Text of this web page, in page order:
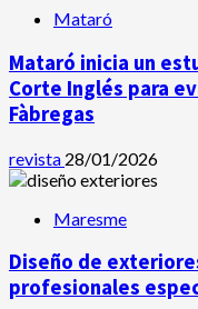
Mataró
Mataró inicia un
Corte Inglés para
Fàbregas
revista 28/01/2026
Maresme
Diseño de
profesionales